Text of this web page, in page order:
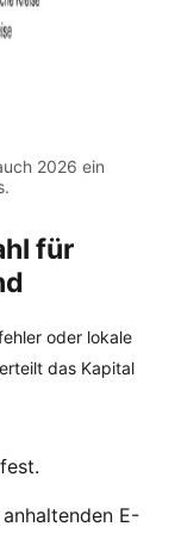
2026 ein
für
oder lokale
das Kapital
E-